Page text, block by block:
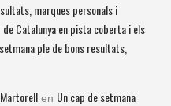
marques personals i
de Catalunya en pista coberta i els
ple de bons resultats,
en Un cap de setmana